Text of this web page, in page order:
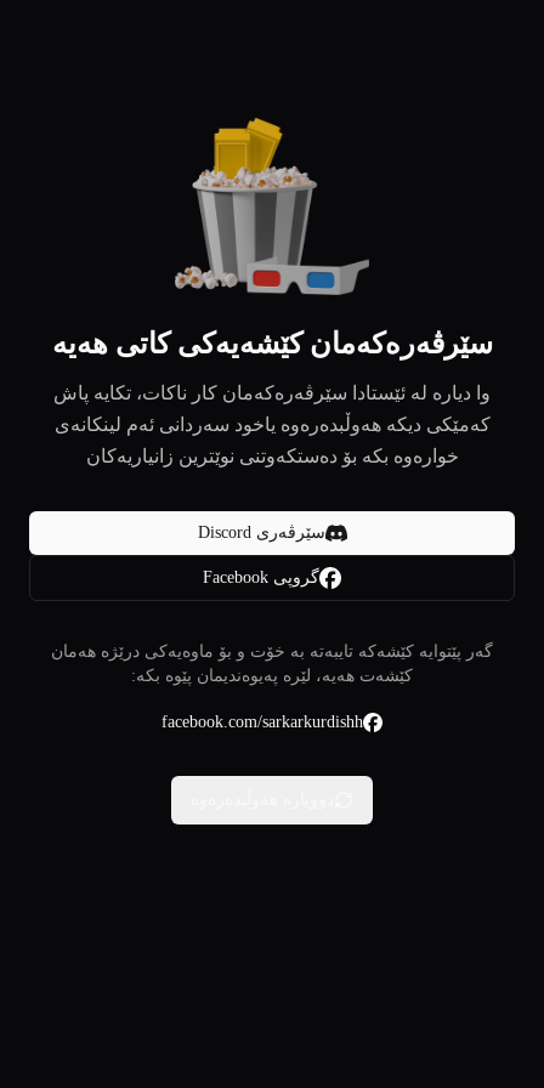
سێرڤەرەکەمان کێشەیەکی کاتی هەیە
وا دیارە لە ئێستادا سێرڤەرەکەمان کار ناکات، تکایە پاش
کەمێکی دیکە هەوڵبدەرەوە یاخود سەردانی ئەم لینکانەی
خوارەوە بکە بۆ دەستکەوتنی نوێترین زانیاریەکان
سێرڤەری Discord
گروپی Facebook
گەر پێتوایە کێشەکە تایبەتە بە خۆت و بۆ ماوەیەکی درێژە هەمان
کێشەت هەیە، لێرە پەیوەندیمان پێوە بکە:
facebook.com/sarkarkurdishh